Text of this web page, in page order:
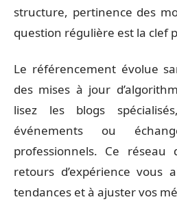
structure, pertinence des
question régulière est la clef
Le référencement évolue
des mises à jour
lisez les blogs
événements ou
professionnels. Ce réseau
retours d’expérience vous
tendances et à ajuster vos